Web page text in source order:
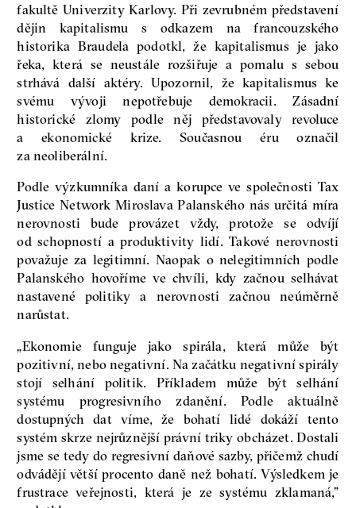
fakultě Univerzity Karlovy. Při zevrubném představení
dějin kapitalismu s odkazem na francouzského
historika Braudela podotkl, že kapitalismus je jako
řeka, která se neustále rozšiřuje a pomalu s sebou
strhává další aktéry. Upozornil, že kapitalismus ke
svému vývoji nepotřebuje demokracii. Zásadní
historické zlomy podle něj představovaly revoluce
a ekonomické krize. Současnou éru označil
za neoliberální.
Podle výzkumníka daní a korupce ve společnosti Tax
Justice Network Miroslava Palanského nás určitá míra
nerovnosti bude provázet vždy, protože se odvíjí
od schopností a produktivity lidí. Takové nerovnosti
považuje za legitimní. Naopak o nelegitimních podle
Palanského hovoříme ve chvíli, kdy začnou selhávat
nastavené politiky a nerovnosti začnou neúměrně
narůstat.
„Ekonomie funguje jako spirála, která může být
pozitivní, nebo negativní. Na začátku negativní spirály
stojí selhání politik. Příkladem může být selhání
systému progresivního zdanění. Podle aktuálně
dostupných dat víme, že bohatí lidé dokáží tento
systém skrze nejrůznější právní triky obcházet. Dostali
jsme se tedy do regresivní daňové sazby, přičemž chudí
odvádějí větší procento daně než bohatí. Výsledkem je
frustrace veřejnosti, která je ze systému zklamaná,”